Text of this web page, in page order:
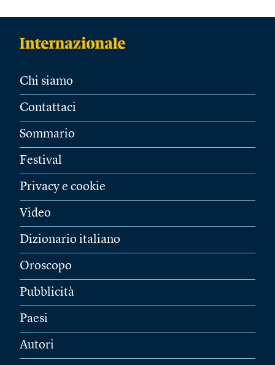
Chi siamo
Contattaci
Sommario
Festival
Privacy e cookie
Video
Dizionario italiano
Oroscopo
Pubblicità
Paesi
Autori